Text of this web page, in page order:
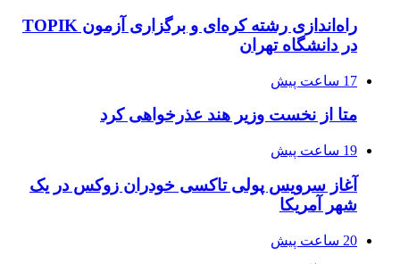
راه‌اندازی رشته کره‌ای و برگزاری آزمون TOPIK
در دانشگاه تهران
17 ساعت پیش
متا از نخست وزیر هند عذرخواهی کرد
19 ساعت پیش
آغاز سرویس پولی تاکسی خودران زوکس در یک
شهر آمریکا
20 ساعت پیش